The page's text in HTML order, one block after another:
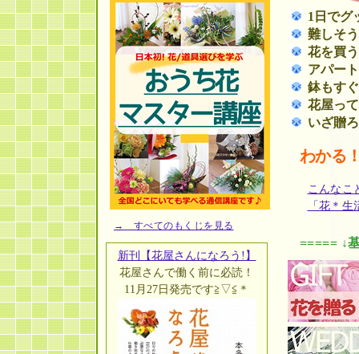
→ すべてのもくじを見る
新刊【花屋さんになろう!】
花屋さんで働く前に必読！
11月27日発売です≧▽≦＊
1日で
難し
花を買
アパー
鉢もす
花屋っ
いざ贈
わかる
こんなこ
「花＊
===== ↓